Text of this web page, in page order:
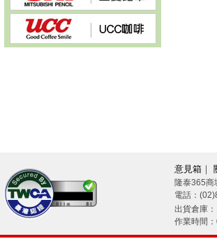
意見箱 ｜
隆泰365商
電話：
出貨倉庫
作業時間